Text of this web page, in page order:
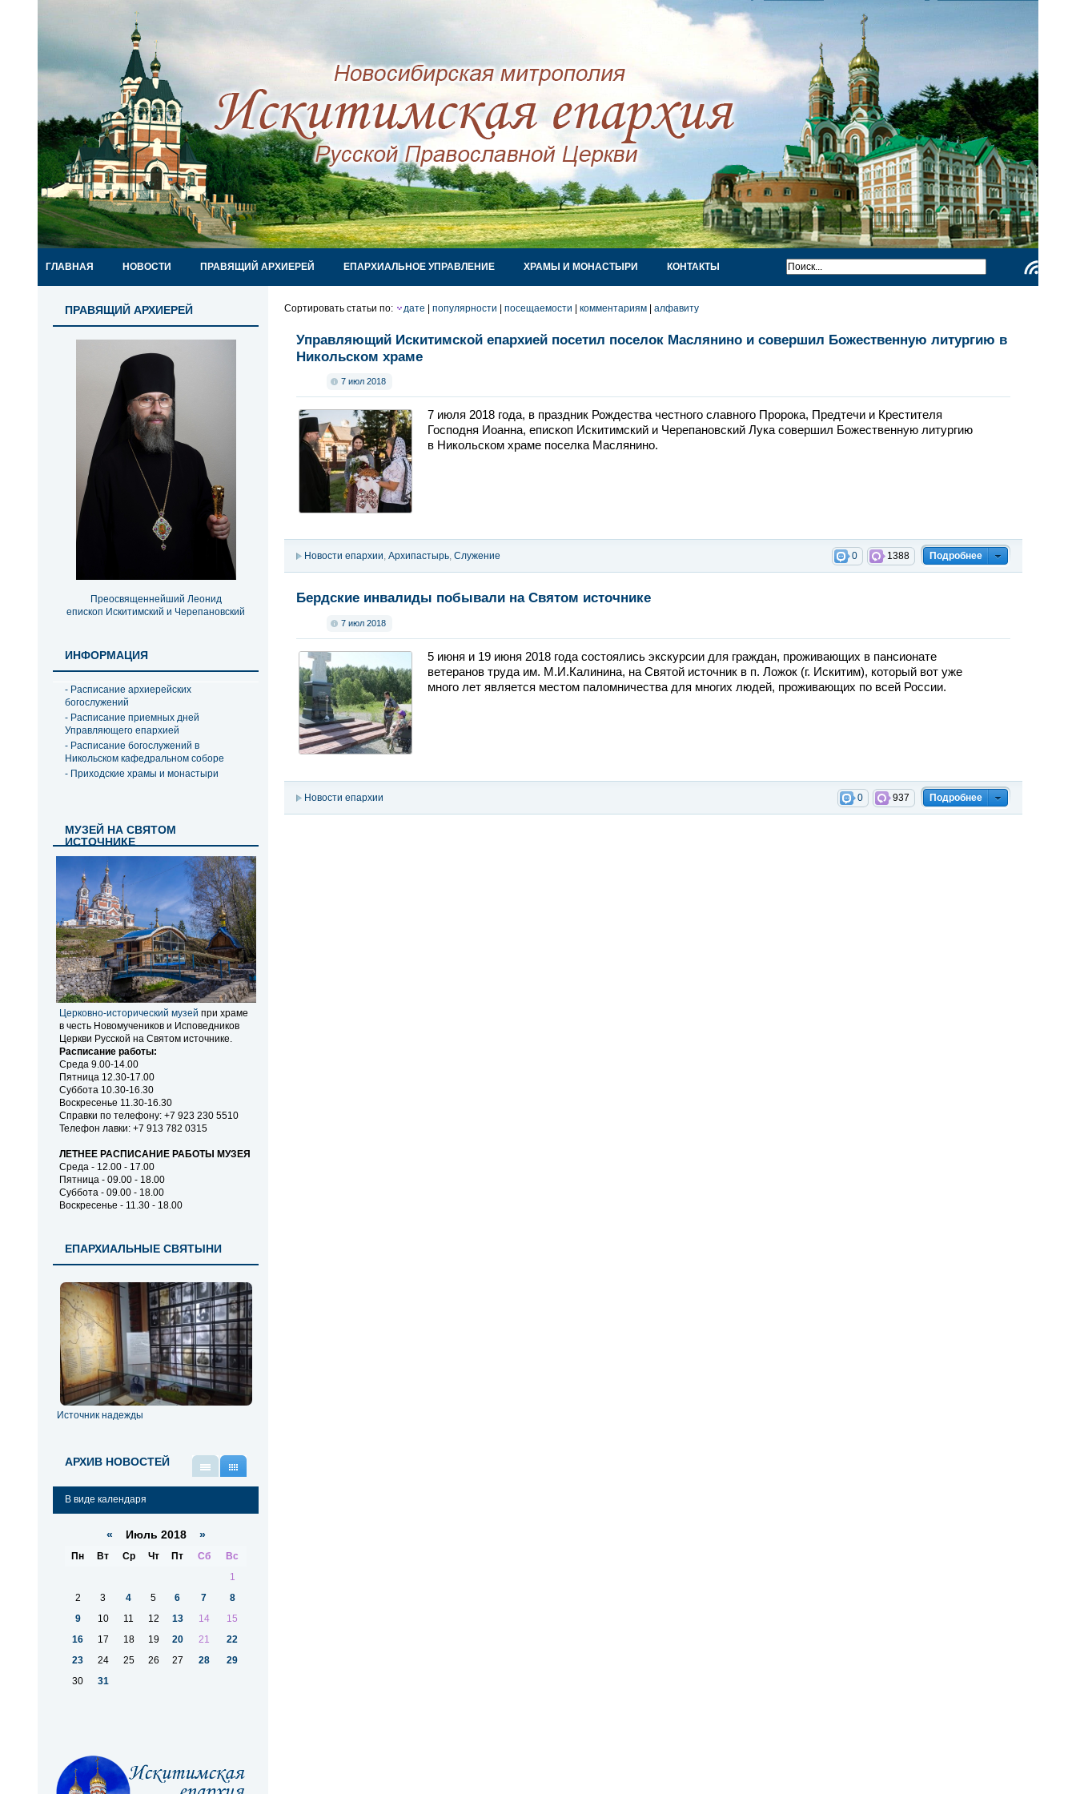
ГЛАВНАЯ НОВОСТИ ПРАВЯЩИЙ АРХИЕРЕЙ ЕПАРХИАЛЬНОЕ УПРАВЛЕНИЕ ХРАМЫ И МОНАСТЫРИ
КОНТАКТЫ
ПРАВЯЩИЙ АРХИЕРЕЙ
Преосвященнейший Леонид
епископ Искитимский и Черепановский
ИНФОРМАЦИЯ
- Расписание архиерейских
богослужений
- Расписание приемных дней
Управляющего епархией
- Расписание богослужений в
Никольском кафедральном соборе
- Приходские храмы и монастыри
МУЗЕЙ НА СВЯТОМ
ИСТОЧНИКЕ
Церковно-исторический музей при храме
в честь Новомучеников и Исповедников
Церкви Русской на Святом источнике.
Расписание работы:
Среда 9.00-14.00
Пятница 12.30-17.00
Суббота 10.30-16.30
Воскресенье 11.30-16.30
Справки по телефону: +7 923 230 5510
Телефон лавки: +7 913 782 0315
ЛЕТНЕЕ РАСПИСАНИЕ РАБОТЫ МУЗЕЯ
Среда - 12.00 - 17.00
Пятница - 09.00 - 18.00
Суббота - 09.00 - 18.00
Воскресенье - 11.30 - 18.00
ЕПАРХИАЛЬНЫЕ СВЯТЫНИ
Источник надежды
АРХИВ НОВОСТЕЙ
В виде календаря
« Июль 2018 »
Пн Вт Ср Чт Пт Сб
Вс
1
2
3 4 5 6 7
8
9
10 11 12 13 14
15
16
17 18 19 20 21
22
23
24 25 26 27 28
29
30
31
Сортировать статьи по: дате популярности посещаемости комментариям алфавиту
Управляющий Искитимской епархией посетил поселок Маслянино и совершил Божественную литургию в
Никольском храме
7 июл 2018
7 июля 2018 года, в праздник Рождества честного славного Пророка, Предтечи и Крестителя
Господня Иоанна, епископ Искитимский и Черепановский Лука совершил Божественную литургию
в Никольском храме поселка Маслянино.
Подробнее
1388
0
Новости епархии, Архипастырь, Служение
Бердские инвалиды побывали на Святом источнике
7 июл 2018
5 июня и 19 июня 2018 года состоялись экскурсии для граждан, проживающих в пансионате
ветеранов труда им. М.И.Калинина, на Святой источник в п. Ложок (г. Искитим), который вот уже
много лет является местом паломничества для многих людей, проживающих по всей России.
Подробнее
937
0
Новости епархии